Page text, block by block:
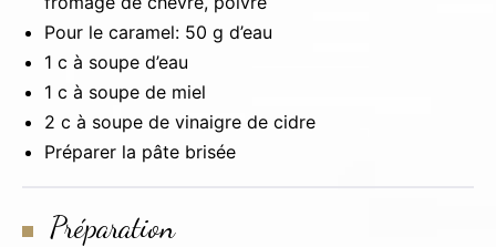
Pour le caramel: 50 g d’eau
1 c à soupe d’eau
1 c à soupe de miel
2 c à soupe de vinaigre de cidre
Préparer la pâte brisée
Préparation